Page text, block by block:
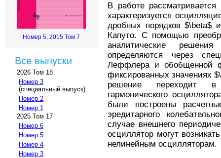
Номер 5, 2015 Том 7
Все выпуски
2026 Том 18
Номер 3
(специальный выпуск)
Номер 2
Номер 1
2025 Том 17
Номер 6
Номер 5
Номер 4
Номер 3
В работе
характеризуется
дробных порядков $\beta$
Капуто. С помощью
аналитические
определяются через
Леффлера и обобщенной
фиксированных значениях
решение переходит
гармонического
были построены
эредитарного
случае внешнего
осциллятор могут
нелинейным осцилляторам.